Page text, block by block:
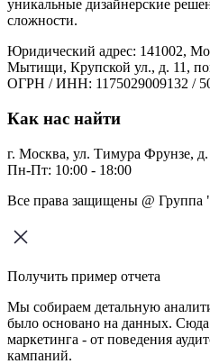
уникальные дизайнерские
сложности.
Юридический адрес: 141002,
Мытищи, Крупской ул., д. 11,
ОГРН / ИНН: 1175029009132 /
Как нас найти
г. Москва, ул. Тимура Фрунзе,
Пн-Пт: 10:00 - 18:00
Все права защищены @
Получить пример отчета
Мы собираем детальную
было основано на данных.
маркетинга - от поведения
кампаний.